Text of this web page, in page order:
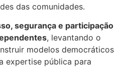
das comunidades.
segurança e participação
, levantando o
modelos democráticos
expertise pública para